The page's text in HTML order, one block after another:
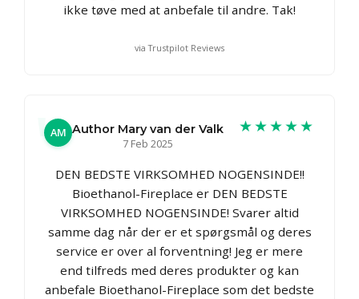
ikke tøve med at anbefale til andre. Tak!
via Trustpilot Reviews
AM Author Mary van der Valk
7 Feb 2025
★★★★★
DEN BEDSTE VIRKSOMHED NOGENSINDE!!
Bioethanol-Fireplace er DEN BEDSTE
VIRKSOMHED NOGENSINDE! Svarer altid
samme dag når der er et spørgsmål og deres
service er over al forventning! Jeg er mere
end tilfreds med deres produkter og kan
anbefale Bioethanol-Fireplace som det bedste